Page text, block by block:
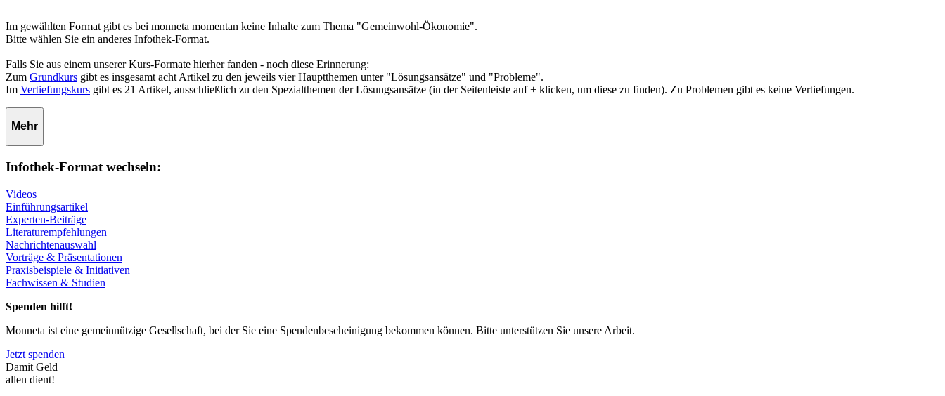
Im gewählten Format gibt es bei monneta momentan keine Inhalte zum Thema "Gemeinwohl-Ökonomie".
Bitte wählen Sie ein anderes Infothek-Format.
Falls Sie aus einem unserer Kurs-Formate hierher fanden - noch diese Erinnerung:
Zum Grundkurs gibt es insgesamt acht Artikel zu den jeweils vier Hauptthemen unter "Lösungsansätze" und "Probleme".
Im Vertiefungskurs gibt es 21 Artikel, ausschließlich zu den Spezialthemen der Lösungsansätze (in der Seitenleiste auf + klicken, um diese zu finden). Zu Problemen gibt es keine Vertiefungen.
Mehr
Infothek-Format wechseln:
Videos
Einführungsartikel
Experten-Beiträge
Literaturempfehlungen
Nachrichtenauswahl
Vorträge & Präsentationen
Praxisbeispiele & Initiativen
Fachwissen & Studien
Spenden hilft!
Monneta ist eine gemeinnützige Gesellschaft, bei der Sie eine Spendenbescheinigung bekommen können. Bitte unterstützen Sie unsere Arbeit.
Jetzt spenden
Damit Geld
allen dient!